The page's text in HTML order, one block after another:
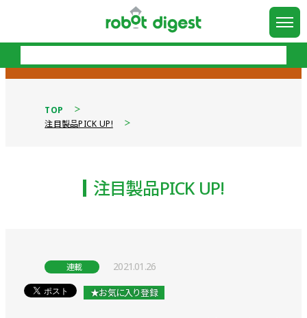
TOP
注目製品PICK UP!
注目製品PICK UP!
連載 2021.01.26
★お気に入り登録